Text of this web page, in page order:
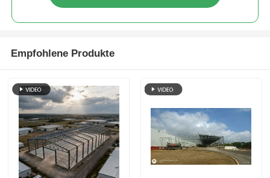
Empfohlene Produkte